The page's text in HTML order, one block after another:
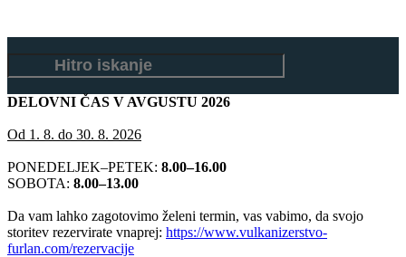
DELOVNI ČAS V AVGUSTU 2026
Od 1. 8. do 30. 8. 2026
PONEDELJEK–PETEK: 8.00–16.00
SOBOTA: 8.00–13.00
Da vam lahko zagotovimo želeni termin, vas vabimo, da svojo
storitev rezervirate vnaprej: https://www.vulkanizerstvo-
furlan.com/rezervacije